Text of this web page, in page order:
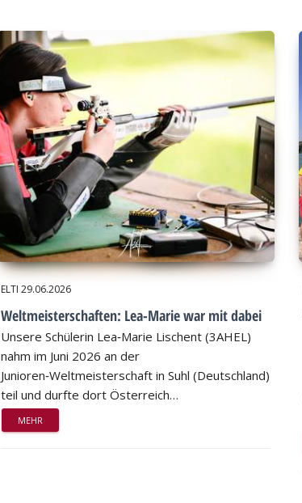
ELTI29.06.2026
Weltmeisterschaften: Lea-Marie war mit dabei
Unsere Schülerin Lea‑Marie Lischent (3AHEL)
nahm im Juni 2026 an der
Junioren‑Weltmeisterschaft in Suhl (Deutschland)
teil und durfte dort Österreich…
MEHR